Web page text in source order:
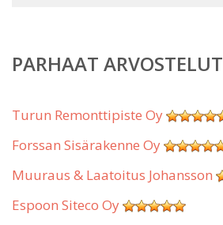
PARHAAT ARVOSTELUT
Turun Remonttipiste Oy
Forssan Sisärakenne Oy
Muuraus & Laatoitus Johansson
Espoon Siteco Oy